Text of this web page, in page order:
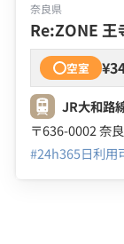
奈良県
Re:ZONE 王
空室
JR大和路
#24h365日利用